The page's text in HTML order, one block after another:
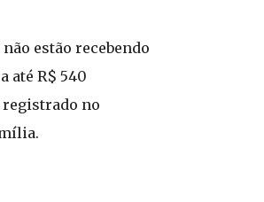
estão recebendo
até R$ 540
registrado no